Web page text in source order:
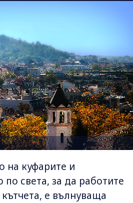
на куфарите и
по света, за да работите
е вълнуваща